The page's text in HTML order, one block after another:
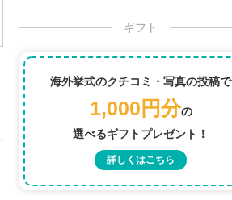
ギフト
海外挙式のクチコミ・写真の投稿で
1,000円分の
選べるギフトプレゼント！
詳しくはこちら